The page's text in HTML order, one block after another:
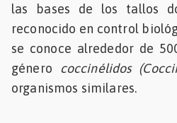
las bases de los tallos
reconocido en control
se conoce alrededor de
género
coccinélidos
organismos similares.